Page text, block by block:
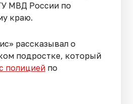
МВД России по
краю.
рассказывал о
подростке, который
полицией по